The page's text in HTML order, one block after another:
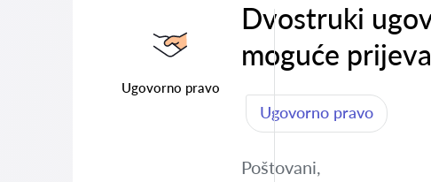
Ugovorno pravo
Dvostruki
moguće
Ugovorno pravo
Poštovani,